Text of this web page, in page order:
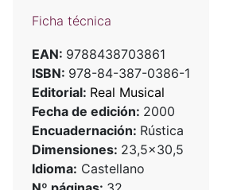
Ficha técnica
EAN: 9788438703861
ISBN: 978-84-387-0386-1
Editorial: Real Musical
Fecha de edición: 2000
Encuadernación: Rústica
Dimensiones: 23,5x30,5
Idioma: Castellano